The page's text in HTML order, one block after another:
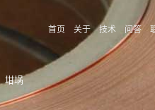
首页 关于 技术 问答
坩埚